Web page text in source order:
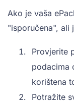
Ako je vaša
"isporučena", ali
Provjerite
podacima
korištena
Potražite